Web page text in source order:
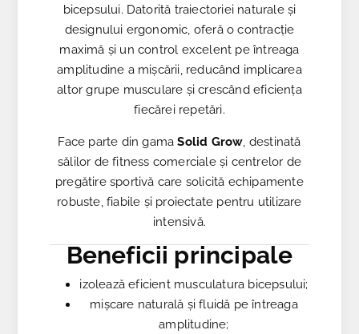
bicepsului. Datorită traiectoriei naturale și
designului ergonomic, oferă o contracție
maximă și un control excelent pe întreaga
amplitudine a mișcării, reducând implicarea
altor grupe musculare și crescând eficiența
fiecărei repetări.
Face parte din gamaSolid Grow, destinată
sălilor de fitness comerciale și centrelor de
pregătire sportivă care solicită echipamente
robuste, fiabile și proiectate pentru utilizare
intensivă.
Beneficii principale
izolează eficient musculatura bicepsului;
mișcare naturală și fluidă pe întreaga
amplitudine;